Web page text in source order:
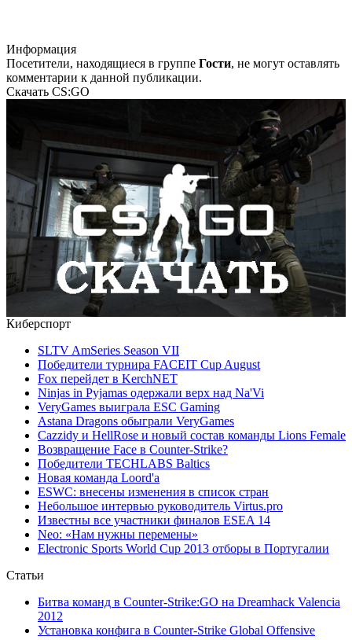
Информация
Посетители, находящиеся в группе Гости, не могут оставлять
комментарии к данной публикации.
Скачать CS:GO
Киберспорт
SLTV AmSeries Season VII
Победители турнира FACEIT Cup August
Fox перейдет в KerchNET
Ninjas in Pyjamas одержали верх над Na'Vi
VeryGames выиграла ESC Gaming
Astana Dragons обыграли VeryGames
Cazzidy и HellRose и новый состав команды Lions Female
Возвращение Face в Counter-Strike?
Победители TECHLABS Baltics
Новая команда Loord'а
ESWC: внесены изменения в список стран
Небольшое интервью руководитель Virtus.pro
Известны все участники финалов ESEA 14
Neo: «Нам нужны перемены»
Electronic Sports World Cup 2013 отборы в Португалии
Статьи
Битва команд в Counter-Strike:GO на Dreamhack Valencia
2012
Установка конфига в Counter-Strike Global Offensive